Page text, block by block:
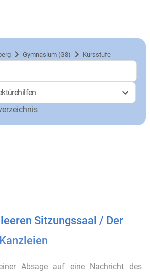
Gymnasium (G8) Kursstufe
Sitzungssaal / Der
Absage auf eine Nachricht des